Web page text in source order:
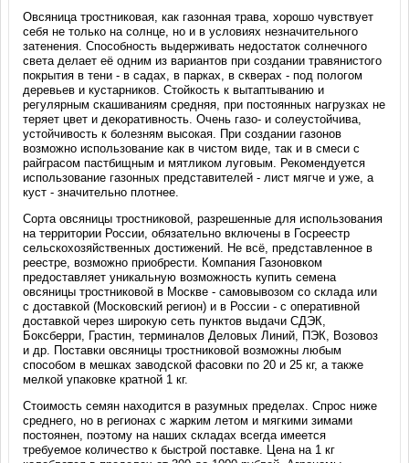
Овсяница тростниковая, как газонная трава, хорошо чувствует
себя не только на солнце, но и в условиях незначительного
затенения. Способность выдерживать недостаток солнечного
света делает её одним из вариантов при создании травянистого
покрытия в тени - в садах, в парках, в скверах - под пологом
деревьев и кустарников. Стойкость к вытаптыванию и
регулярным скашиваниям средняя, при постоянных нагрузках не
теряет цвет и декоративность. Очень газо- и солеустойчива,
устойчивость к болезням высокая. При создании газонов
возможно использование как в чистом виде, так и в смеси с
райграсом пастбищным и мятликом луговым. Рекомендуется
использование газонных представителей - лист мягче и уже, а
куст - значительно плотнее.
Сорта овсяницы тростниковой, разрешенные для использования
на территории России, обязательно включены в Госреестр
сельскохозяйственных достижений. Не всё, представленное в
реестре, возможно приобрести. Компания Газоновком
предоставляет уникальную возможность купить семена
овсяницы тростниковой в Москве - самовывозом со склада или
с доставкой (Московский регион) и в России - с оперативной
доставкой через широкую сеть пунктов выдачи СДЭК,
Боксберри, Грастин, терминалов Деловых Линий, ПЭК, Возовоз
и др. Поставки овсяницы тростниковой возможны любым
способом в мешках заводской фасовки по 20 и 25 кг, а также
мелкой упаковке кратной 1 кг.
Стоимость семян находится в разумных пределах. Спрос ниже
среднего, но в регионах с жарким летом и мягкими зимами
постоянен, поэтому на наших складах всегда имеется
требуемое количество к быстрой поставке. Цена на 1 кг